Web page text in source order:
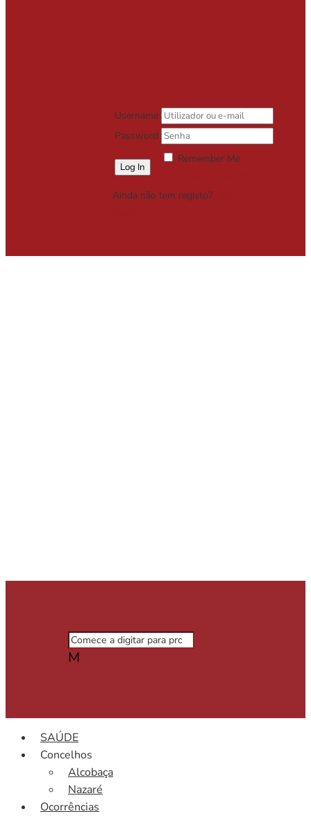
Username
Password
Remember Me
Ainda não tem registo?
M
SAÚDE
Concelhos
Alcobaça
Nazaré
Ocorrências